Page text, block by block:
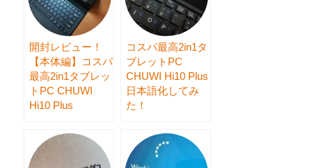
開封レビュー！
【本体編】コスパ
最高2in1タブレッ
トPC CHUWI
Hi10 Plus
コスパ最高2in1タ
ブレットPC
CHUWI Hi10 Plus
日本語化してみ
た！